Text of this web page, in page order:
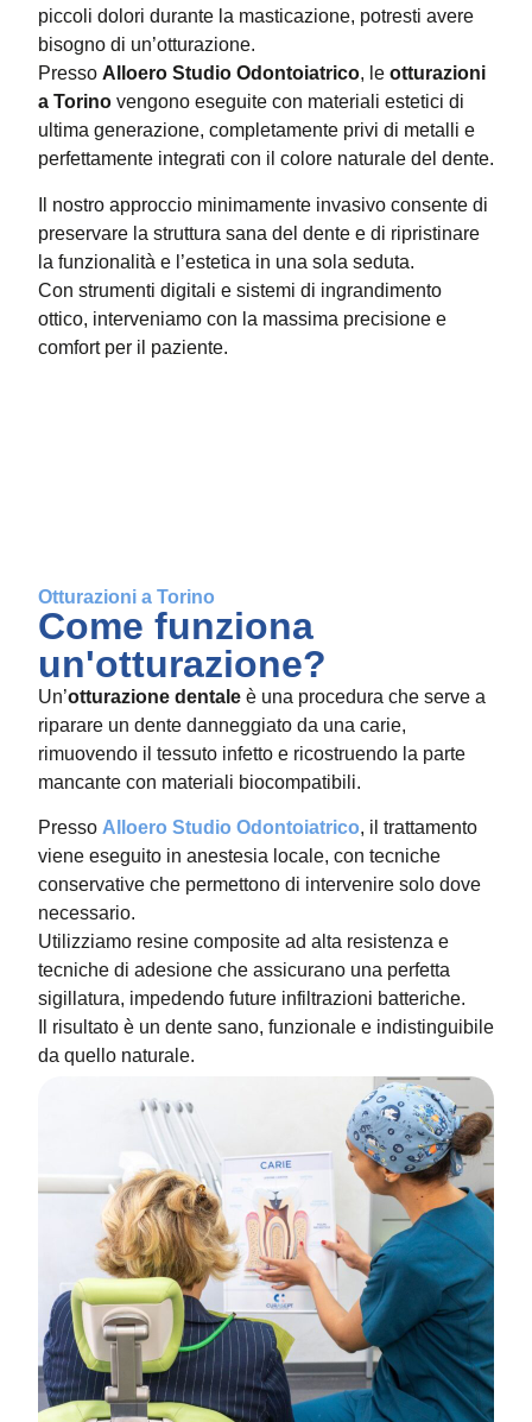
piccoli dolori durante la masticazione, potresti avere
bisogno di un’otturazione.
Presso Alloero Studio Odontoiatrico, le otturazioni
a Torino vengono eseguite con materiali estetici di
ultima generazione, completamente privi di metalli e
perfettamente integrati con il colore naturale del dente.
Il nostro approccio minimamente invasivo consente di
preservare la struttura sana del dente e di ripristinare
la funzionalità e l’estetica in una sola seduta.
Con strumenti digitali e sistemi di ingrandimento
ottico, interveniamo con la massima precisione e
comfort per il paziente.
Otturazioni a Torino
Come funziona
un'otturazione?
Un’otturazione dentale è una procedura che serve a
riparare un dente danneggiato da una carie,
rimuovendo il tessuto infetto e ricostruendo la parte
mancante con materiali biocompatibili.
Presso Alloero Studio Odontoiatrico, il trattamento
viene eseguito in anestesia locale, con tecniche
conservative che permettono di intervenire solo dove
necessario.
Utilizziamo resine composite ad alta resistenza e
tecniche di adesione che assicurano una perfetta
sigillatura, impedendo future infiltrazioni batteriche.
Il risultato è un dente sano, funzionale e indistinguibile
da quello naturale.